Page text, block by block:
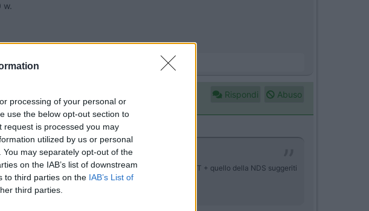
processing of your personal or
use the below opt-out section to
is processed you may
utilized by us or personal
may separately opt-out of the
on the IAB’s list of downstream
to third parties on the IAB’s List of
third parties.
w.
Rispondi Abuso
in aggiunta a quello attuale da 140 w quale dei 3 MPPT + quello della NDS suggeriti